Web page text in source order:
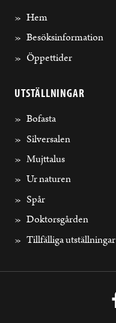
Hem
Besöksinformation
Öppettider
UTSTÄLLNINGAR
Bofasta
Silversalen
Mujttalus
Ur naturen
Spår
Doktorsgården
Tillfälliga utställningar